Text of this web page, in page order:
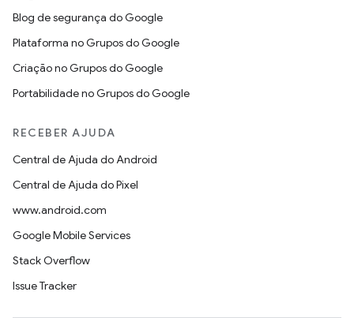
Blog de segurança do Google
Plataforma no Grupos do Google
Criação no Grupos do Google
Portabilidade no Grupos do Google
RECEBER AJUDA
Central de Ajuda do Android
Central de Ajuda do Pixel
www.android.com
Google Mobile Services
Stack Overflow
Issue Tracker